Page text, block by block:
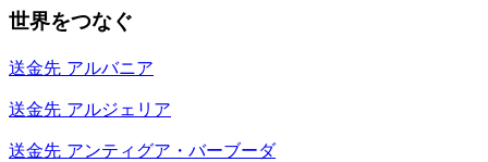
世界をつなぐ
送金先 アルバニア
送金先 アルジェリア
送金先 アンティグア・バーブーダ